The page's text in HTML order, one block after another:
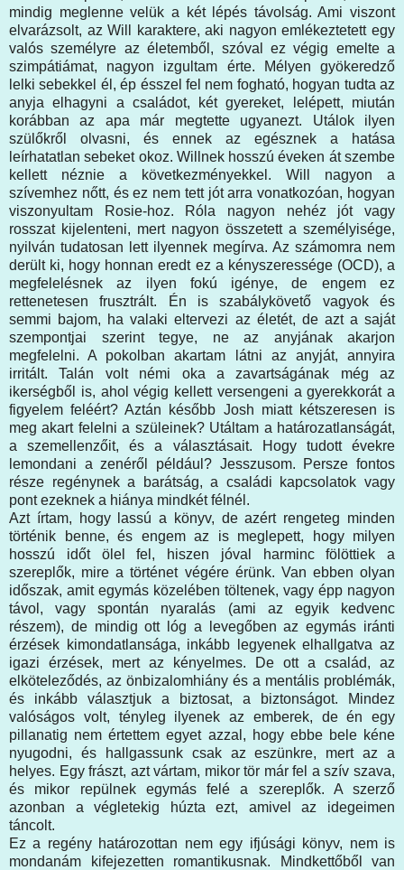
mindig meglenne velük a két lépés távolság. Ami viszont
elvarázsolt, az Will karaktere, aki nagyon emlékeztetett egy
valós személyre az életemből, szóval ez végig emelte a
szimpátiámat, nagyon izgultam érte. Mélyen gyökeredző
lelki sebekkel él, ép ésszel fel nem fogható, hogyan tudta az
anyja elhagyni a családot, két gyereket, lelépett, miután
korábban az apa már megtette ugyanezt. Utálok ilyen
szülőkről olvasni, és ennek az egésznek a hatása
leírhatatlan sebeket okoz. Willnek hosszú éveken át szembe
kellett néznie a következményekkel. Will nagyon a
szívemhez nőtt, és ez nem tett jót arra vonatkozóan, hogyan
viszonyultam Rosie-hoz. Róla nagyon nehéz jót vagy
rosszat kijelenteni, mert nagyon összetett a személyisége,
nyilván tudatosan lett ilyennek megírva. Az számomra nem
derült ki, hogy honnan eredt ez a kényszeressége (OCD), a
megfelelésnek az ilyen fokú igénye, de engem ez
rettenetesen frusztrált. Én is szabálykövető vagyok és
semmi bajom, ha valaki eltervezi az életét, de azt a saját
szempontjai szerint tegye, ne az anyjának akarjon
megfelelni. A pokolban akartam látni az anyját, annyira
irritált. Talán volt némi oka a zavartságának még az
ikerségből is, ahol végig kellett versengeni a gyerekkorát a
figyelem feléért? Aztán később Josh miatt kétszeresen is
meg akart felelni a szüleinek? Utáltam a határozatlanságát,
a szemellenzőit, és a választásait. Hogy tudott évekre
lemondani a zenéről például? Jesszusom. Persze fontos
része regénynek a barátság, a családi kapcsolatok vagy
pont ezeknek a hiánya mindkét félnél.
Azt írtam, hogy lassú a könyv, de azért rengeteg minden
történik benne, és engem az is meglepett, hogy milyen
hosszú időt ölel fel, hiszen jóval harminc fölöttiek a
szereplők, mire a történet végére érünk. Van ebben olyan
időszak, amit egymás közelében töltenek, vagy épp nagyon
távol, vagy spontán nyaralás (ami az egyik kedvenc
részem), de mindig ott lóg a levegőben az egymás iránti
érzések kimondatlansága, inkább legyenek elhallgatva az
igazi érzések, mert az kényelmes. De ott a család, az
elköteleződés, az önbizalomhiány és a mentális problémák,
és inkább választjuk a biztosat, a biztonságot. Mindez
valóságos volt, tényleg ilyenek az emberek, de én egy
pillanatig nem értettem egyet azzal, hogy ebbe bele kéne
nyugodni, és hallgassunk csak az eszünkre, mert az a
helyes. Egy frászt, azt vártam, mikor tör már fel a szív szava,
és mikor repülnek egymás felé a szereplők. A szerző
azonban a végletekig húzta ezt, amivel az idegeimen
táncolt.
Ez a regény határozottan nem egy ifjúsági könyv, nem is
mondanám kifejezetten romantikusnak. Mindkettőből van